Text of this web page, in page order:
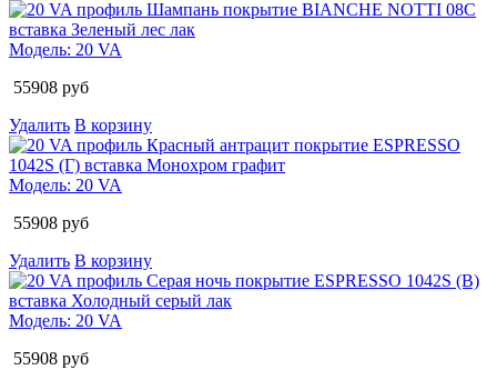
Модель: 20 VA
55908 руб
Удалить В корзину
Модель: 20 VA
55908 руб
Удалить В корзину
Модель: 20 VA
55908 руб